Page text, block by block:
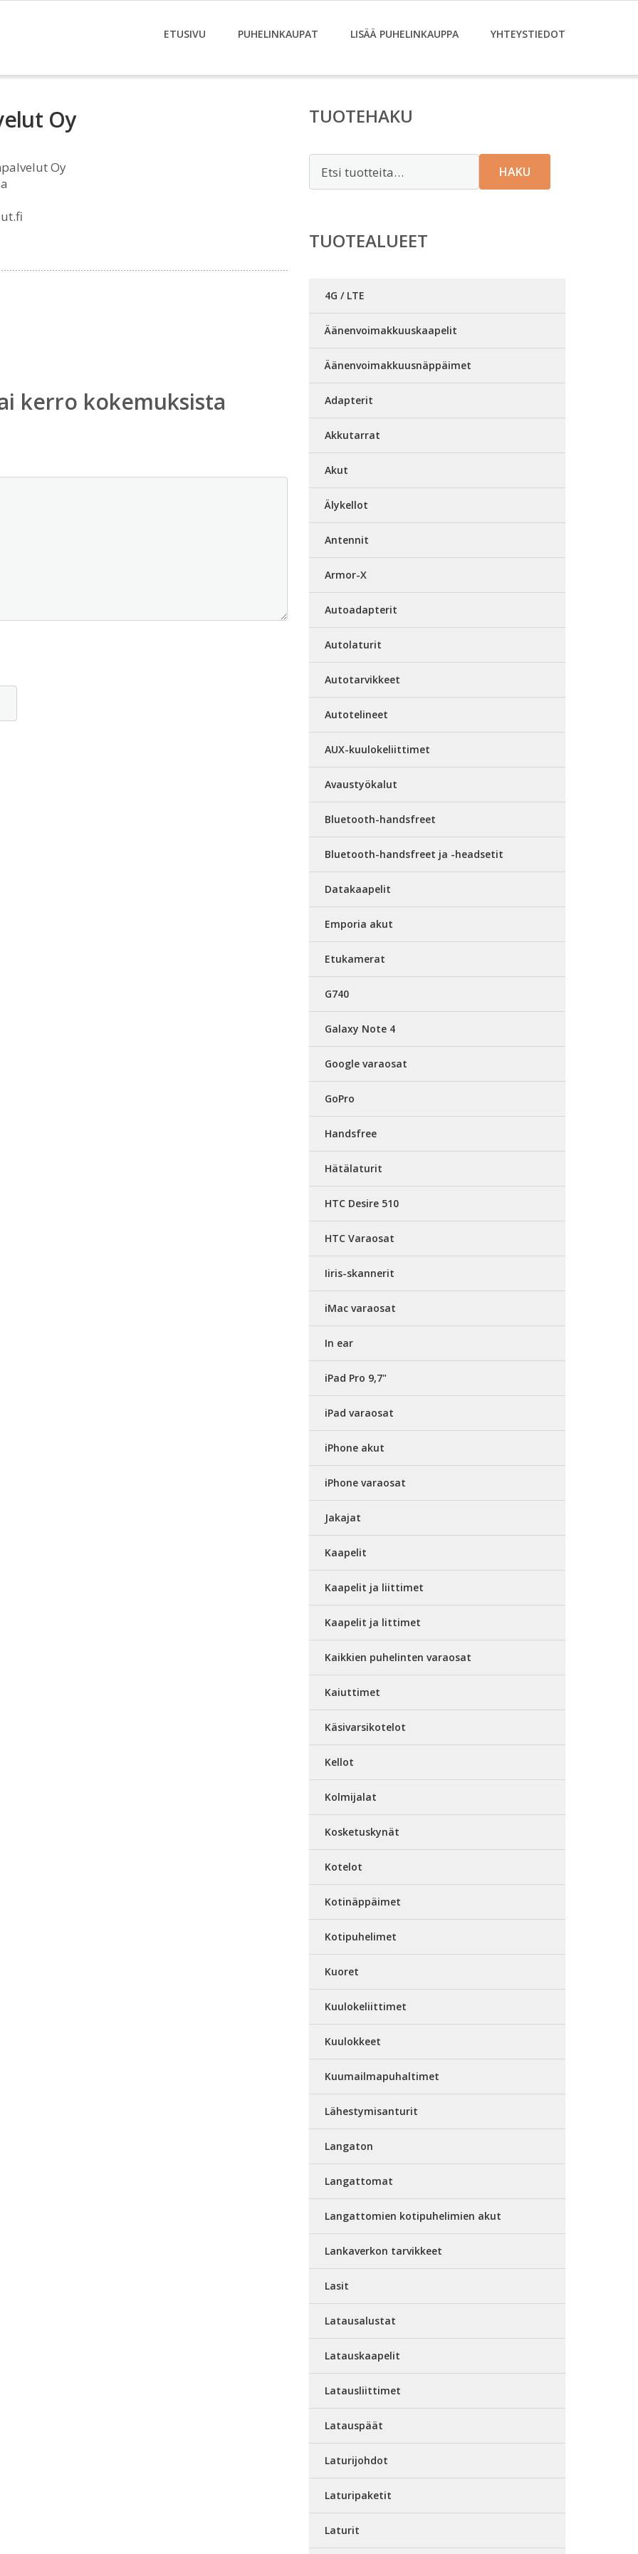
ETUSIVU PUHELINKAUPAT LISÄÄ PUHELINKAUPPA YHTEYSTIEDOT
Oy
Oy
kerro kokemuksista
TUOTEHAKU
HAKU
TUOTEALUEET
4G / LTE
Äänenvoimakkuuskaapelit
Äänenvoimakkuusnäppäimet
Adapterit
Akkutarrat
Akut
Älykellot
Antennit
Armor-X
Autoadapterit
Autolaturit
Autotarvikkeet
Autotelineet
AUX-kuulokeliittimet
Avaustyökalut
Bluetooth-handsfreet
Bluetooth-handsfreet ja -headsetit
Datakaapelit
Emporia akut
Etukamerat
G740
Galaxy Note 4
Google varaosat
GoPro
Handsfree
Hätälaturit
HTC Desire 510
HTC Varaosat
Iiris-skannerit
iMac varaosat
In ear
iPad Pro 9,7"
iPad varaosat
iPhone akut
iPhone varaosat
Jakajat
Kaapelit
Kaapelit ja liittimet
Kaapelit ja littimet
Kaikkien puhelinten varaosat
Kaiuttimet
Käsivarsikotelot
Kellot
Kolmijalat
Kosketuskynät
Kotelot
Kotinäppäimet
Kotipuhelimet
Kuoret
Kuulokeliittimet
Kuulokkeet
Kuumailmapuhaltimet
Lähestymisanturit
Langaton
Langattomat
Langattomien kotipuhelimien akut
Lankaverkon tarvikkeet
Lasit
Latausalustat
Latauskaapelit
Latausliittimet
Latauspäät
Laturijohdot
Laturipaketit
Laturit